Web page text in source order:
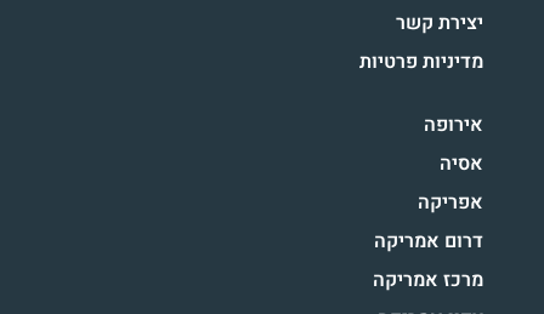
יצירת קשר
מדיניות פרטיות
אירופה
אסיה
אפריקה
דרום אמריקה
מרכז אמריקה